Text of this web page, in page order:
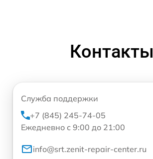
Контакты
Служба поддержки
+7 (845) 245-74-05
Ежедневно с 9:00 до 21:00
info@srt.zenit-repair-center.ru